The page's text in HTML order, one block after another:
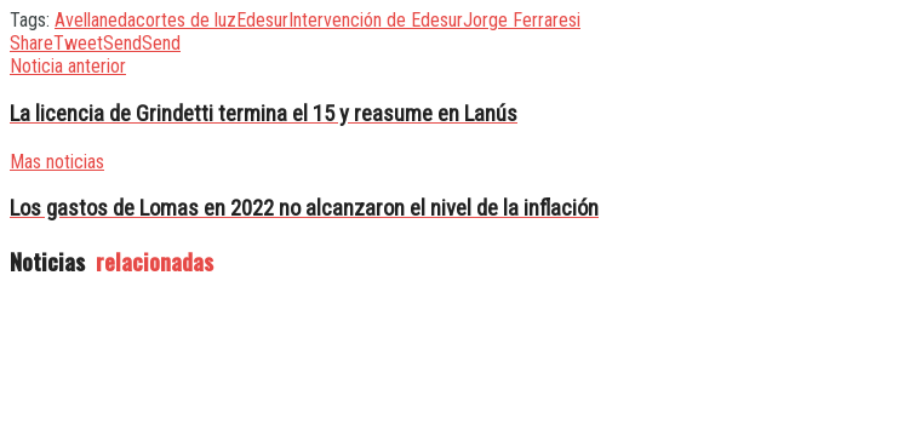
Tags: Avellanedacortes de luzEdesurIntervención de EdesurJorge Ferraresi
ShareTweetSendSend
Noticia anterior
La licencia de Grindetti termina el 15 y reasume en Lanús
Mas noticias
Los gastos de Lomas en 2022 no alcanzaron el nivel de la inflación
Noticias relacionadas